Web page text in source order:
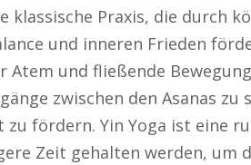
klassische Praxis, die durch
und inneren Frieden
Atem und fließende
zwischen den Asanas
zu fördern. Yin Yoga ist eine
Zeit gehalten werden, um